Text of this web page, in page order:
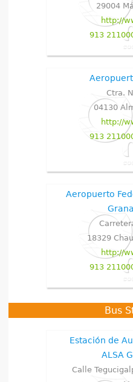
29004
http://
913
Ctra.
04130
http://
913
Aeropuerto
18329
http://
913
Bus
Estación de
ALSA
Calle